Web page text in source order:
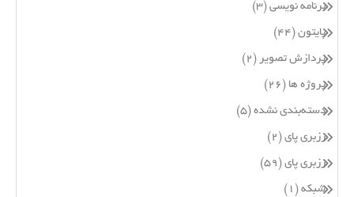
برنامه نویسی (۳)
پایتون (۴۴)
پردازش تصویر (۲)
پروژه ها (۲۶)
دسته‌بندی نشده (۵)
رزبری پای (۲)
رزبری پای (۵۹)
شبکه (۱)